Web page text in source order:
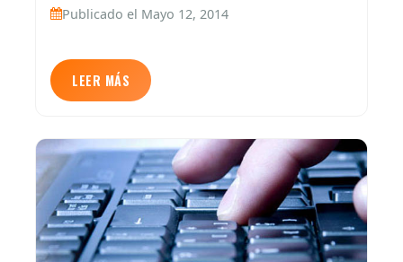
Publicado el Mayo 12, 2014
LEER MÁS